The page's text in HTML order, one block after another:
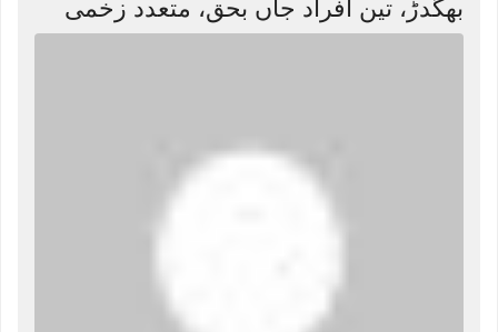
بھگدڑ، تین افراد جاں بحق، متعدد زخمی